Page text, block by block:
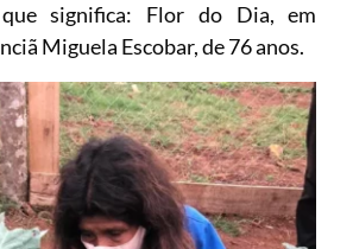
significa: Flor do Dia, em
Miguela Escobar, de 76 anos.